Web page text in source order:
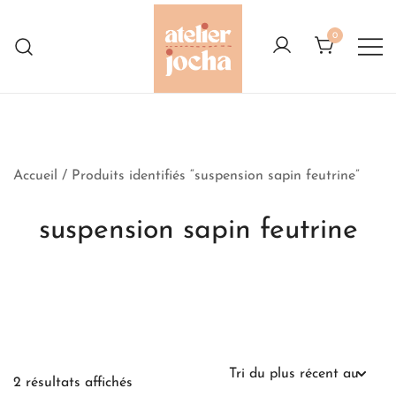
content
0
Accueil / Produits identifiés “suspension sapin feutrine”
suspension sapin feutrine
2 résultats affichés